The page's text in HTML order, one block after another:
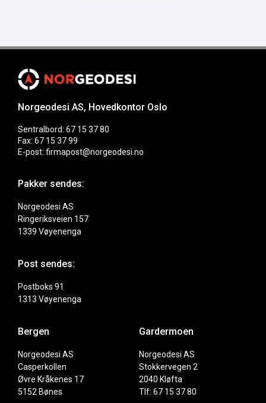
Norgeodesi AS, Hovedkontor Oslo
Sentralbord: 67 15 37 80
Fax: 67 15 37 99
E-post: firmapost@norgeodesi.no
Pakker sendes:
Norgeodesi AS
Ringeriksveien 157
1339 Vøyenenga
Post sendes:
Postboks 91
1313 Vøyenenga
Bergen
Norgeodesi AS
Casperkollen
Øvre Kråkenes 17
5152 Bønes
Gardermoen
Norgeodesi AS
Stokkervegen 2
2040 Kløfta
Tlf: 67 15 37 80